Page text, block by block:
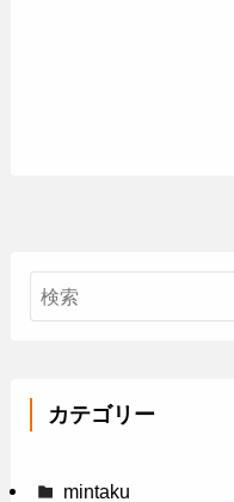
カテゴリー
mintaku